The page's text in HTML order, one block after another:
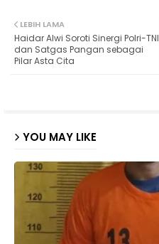
ter
LEBIH LAMA
Haidar Alwi Soroti Sinergi Polri-TNI
dan Satgas Pangan sebagai
Pilar Asta Cita
YOU MAY LIKE